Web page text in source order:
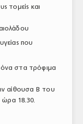
τομείς και
που
στα τρόφιμα
αίθουσα Β του
ώρα 18.30.